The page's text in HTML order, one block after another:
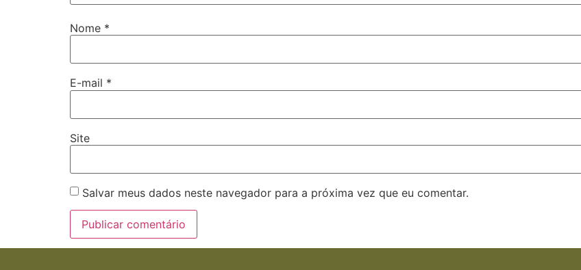
Nome *
E-mail *
Site
Salvar meus dados neste navegador para a próxima vez que eu comentar.